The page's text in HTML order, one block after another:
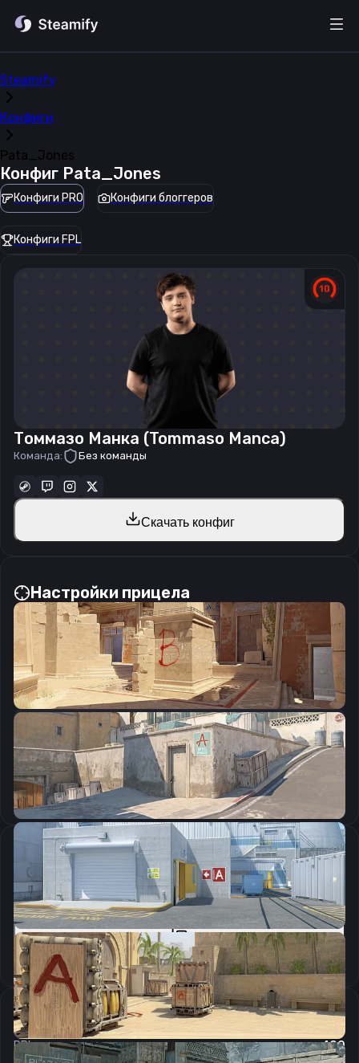
Steamify
Конфиги
Pata_Jones
Конфиг Pata_Jones
Конфиги PRO Конфиги блоггеров
Конфиги FPL
Томмазо Манка (Tommaso Manca)
Команда: Без команды
Скачать конфиг
Настройки прицела
CSGO-bSu4R-VZpsF-Qx4SC-KqGWC-z2urD
Скопировать
Параметры запуска
-console -freq 240 -novid -tickrate 128
Скопировать
Настройки мыши
DPI:
400